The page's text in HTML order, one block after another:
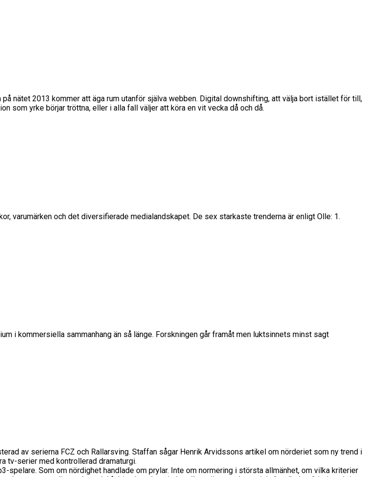
nätet 2013 kommer att äga rum utanför själva webben. Digital downshifting, att välja bort istället för till,
som yrke börjar tröttna, eller i alla fall väljer att köra en vit vecka då och då.
varumärken och det diversifierade medialandskapet. De sex starkaste trenderna är enligt Olle: 1.
i kommersiella sammanhang än så länge. Forskningen går framåt men luktsinnets minst sagt
av serierna FCZ och Rallarsving. Staffan sågar Henrik Arvidssons artikel om nörderiet som ny trend i
tv-serier med kontrollerad dramaturgi.
spelare. Som om nördighet handlade om prylar. Inte om normering i största allmänhet, om vilka kriterier